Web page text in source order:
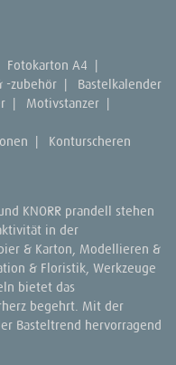
Fotokarton A4 |
-zubehör |
Bastelkalender
| Motivstanzer |
| Konturscheren
KNORR prandell stehen
in der
& Karton, Modellieren &
& Floristik, Werkzeuge
bietet das
begehrt. Mit der
Basteltrend hervorragend